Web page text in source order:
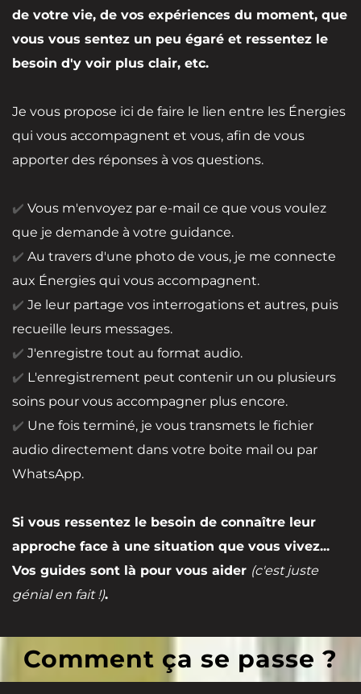
de votre vie, de vos expériences du moment, que
vous vous sentez un peu égaré et ressentez le
besoin d'y voir plus clair, etc.
Je vous propose ici de faire le lien entre les Énergies
qui vous accompagnent et vous, afin de vous
apporter des réponses à vos questions.
✔️ Vous m'envoyez par e-mail ce que vous voulez
que je demande à votre guidance.
✔️ Au travers d'une photo de vous, je me connecte
aux Énergies qui vous accompagnent.
✔️ Je leur partage vos interrogations et autres, puis
recueille leurs messages.
✔️ J'enregistre tout au format audio.
✔️ L'enregistrement peut contenir un ou plusieurs
soins pour vous accompagner plus encore.
✔️ Une fois terminé, je vous transmets le fichier
audio directement dans votre boite mail ou par
WhatsApp.
Si vous ressentez le besoin de connaître leur
approche face à une situation que vous vivez...
Vos guides sont là pour vous aider (c'est juste
génial en fait !).
Comment ça se passe ?